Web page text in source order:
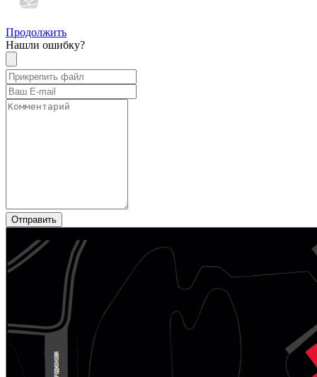
Продолжить
Нашли ошибку?